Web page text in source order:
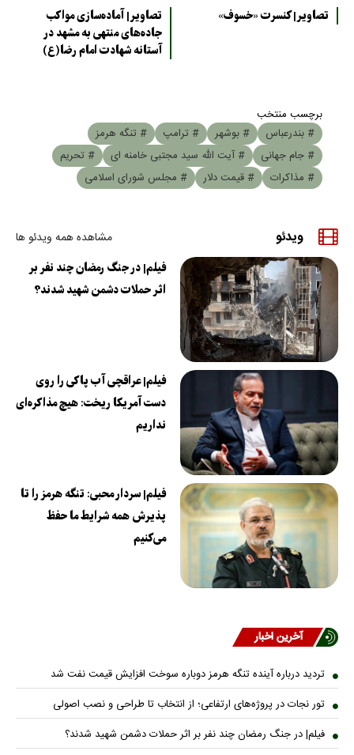
تصاویر| کنسرت «خسوف»
تصاویر| آماده‌سازی مواکب
جاده‌های منتهی به مشهد در
آستانه شهادت امام رضا(ع)
برچسب منتخب
# بندرعباس
# بوشهر # ترامپ
# تنگه هرمز
# جام جهانی
# آیت الله سید مجتبی خامنه ای
# تحریم
# مذاکرات
# قیمت دلار # مجلس شورای اسلامی
ویدئو مشاهده همه ویدئو ها
فیلم| در جنگ رمضان چند نفر بر
اثر حملات دشمن شهید شدند؟
فیلم| عراقچی آب پاکی را روی
دست آمریکا ریخت: هیچ مذاکره‌ای
نداریم
فیلم| سردار محبی: تنگه هرمز را تا
پذیرش همه شرایط ما حفظ
می‌کنیم
آخرین اخبار
تردید درباره آینده تنگه هرمز دوباره سوخت افزایش قیمت نفت شد
تور نجات در پروژه‌های ارتفاعی؛ از انتخاب تا طراحی و نصب اصولی
فیلم| در جنگ رمضان چند نفر بر اثر حملات دشمن شهید شدند؟